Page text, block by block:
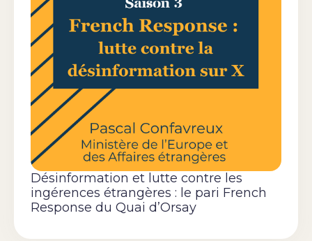
Désinformation et lutte contre les
ingérences étrangères : le pari French
Response du Quai d’Orsay